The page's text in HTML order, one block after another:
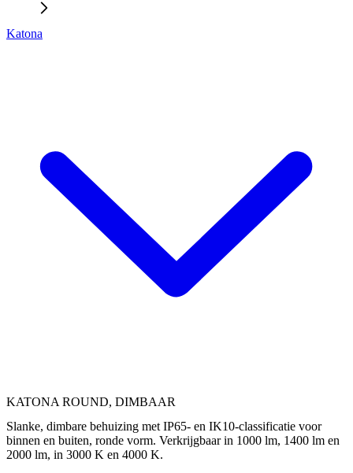
Katona
KATONA ROUND, DIMBAAR
Slanke, dimbare behuizing met IP65- en IK10-classificatie voor
binnen en buiten, ronde vorm. Verkrijgbaar in 1000 lm, 1400 lm en
2000 lm, in 3000 K en 4000 K.